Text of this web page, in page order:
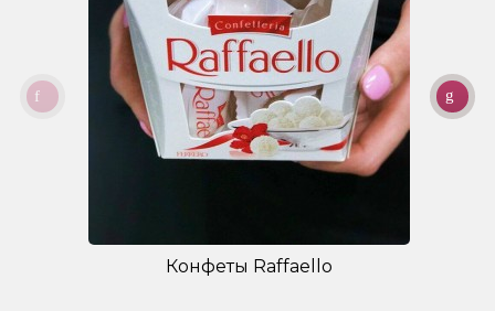
Конфеты Raffaello